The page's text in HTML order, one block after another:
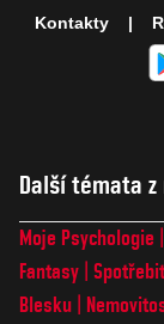
Další témata
Moje Psychologie
Fantasy
Blesku
Kontakty